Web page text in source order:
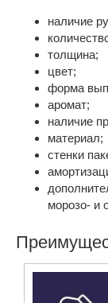
наличие
толщина;
цвет;
форма
аромат;
наличие
материал;
стенки
морозо- и